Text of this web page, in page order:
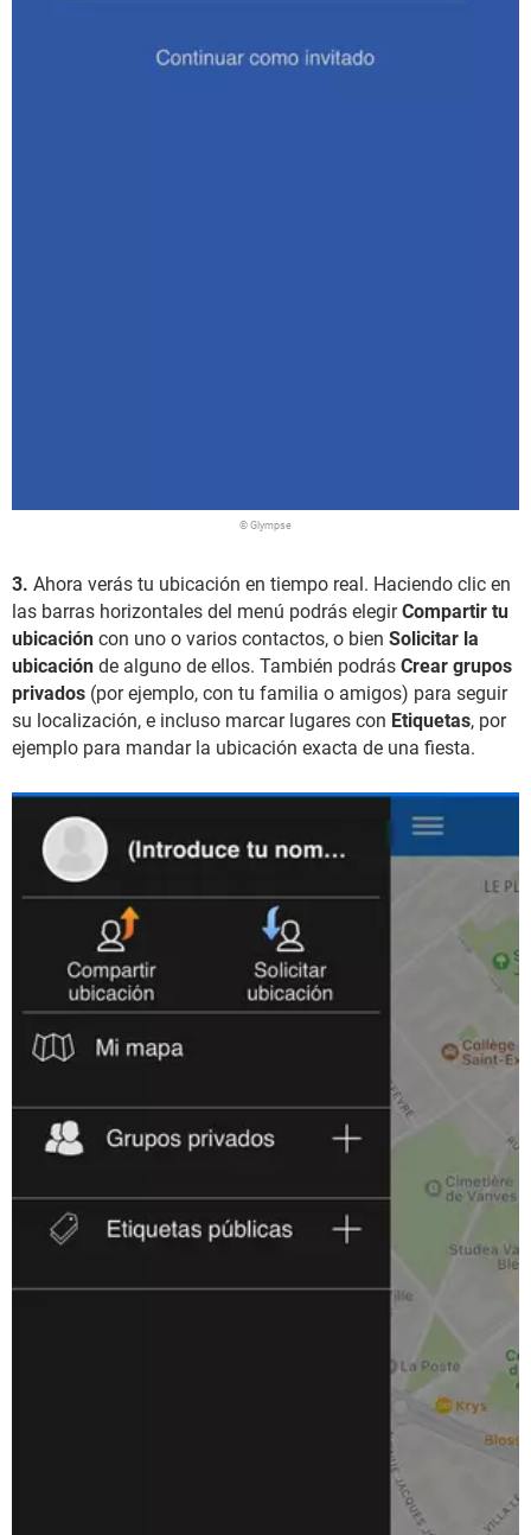
© Glympse
3. Ahora verás tu ubicación en tiempo real. Haciendo clic en
las barras horizontales del menú podrás elegirCompartir tu
ubicación con uno o varios contactos, o bien Solicitar la
ubicación de alguno de ellos. También podrás Crear grupos
privados (por ejemplo, con tu familia o amigos) para seguir
su localización, e incluso marcar lugares con Etiquetas, por
ejemplo para mandar la ubicación exacta de una fiesta.